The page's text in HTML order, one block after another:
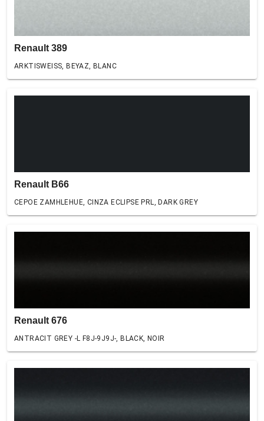
Renault 389
ARKTISWEISS, BEYAZ, BLANC
Renault B66
CEPOE ZAMHLEHUE, CINZA ECLIPSE PRL, DARK GREY
Renault 676
ANTRACIT GREY -L F8J-9J9J-, BLACK, NOIR